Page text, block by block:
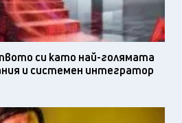
си като най-голямата
и системен интегратор